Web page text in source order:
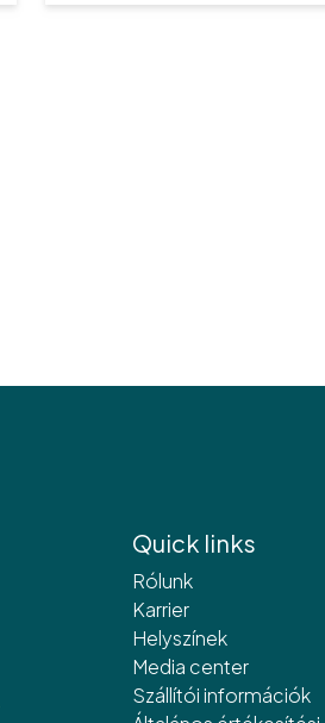
Quick links
Rólunk
Karrier
Helyszínek
Media center
Szállítói információk